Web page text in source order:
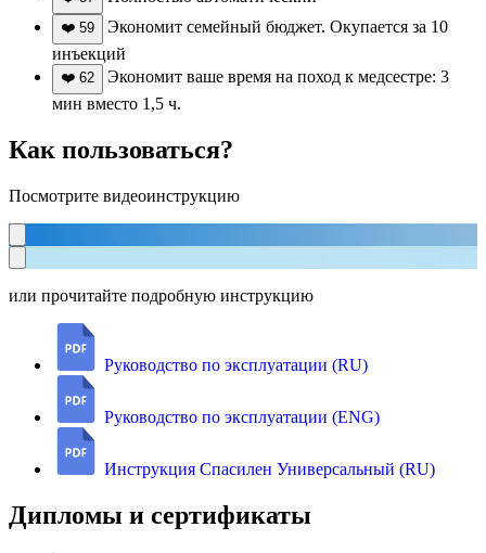
❤️ 59
Экономит семейный бюджет. Окупается за 10
инъекций
❤️ 62
Экономит ваше время на поход к медсестре: 3
мин вместо 1,5 ч.
Как пользоваться?
Посмотрите видеоинструкцию
или прочитайте подробную инструкцию
Руководство по эксплуатации (RU)
Руководство по эксплуатации (ENG)
Инструкция Спасилен Универсальный (RU)
Дипломы и сертификаты